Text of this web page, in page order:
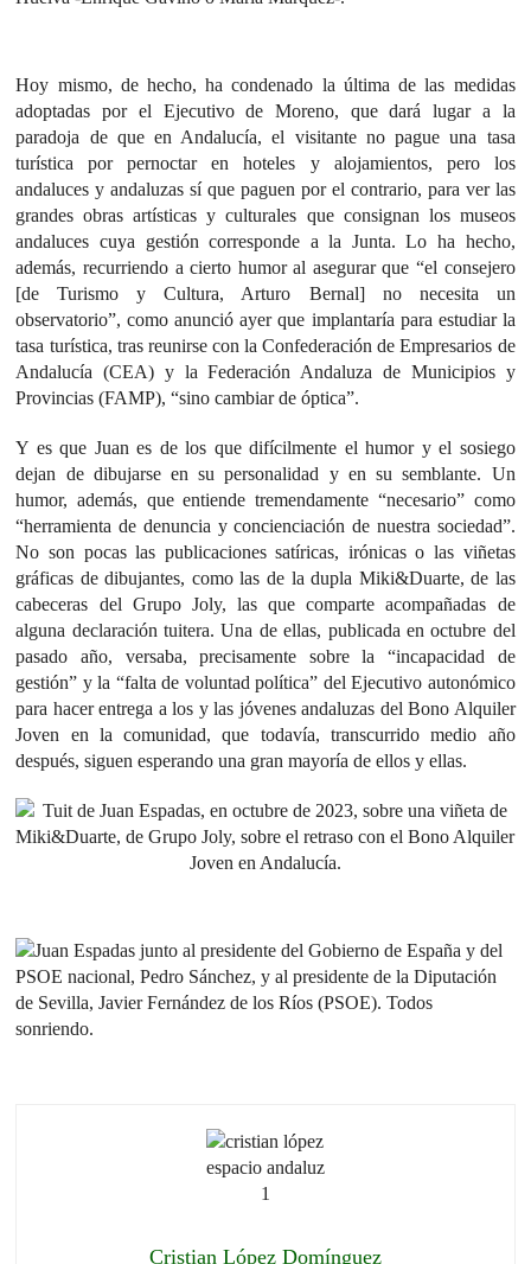
Hoy mismo, de hecho, ha condenado la última de las medidas
adoptadas por el Ejecutivo de Moreno, que dará lugar a la
paradoja de que en Andalucía, el visitante no pague una tasa
turística por pernoctar en hoteles y alojamientos, pero los
andaluces y andaluzas sí que paguen por el contrario, para ver las
grandes obras artísticas y culturales que consignan los museos
andaluces cuya gestión corresponde a la Junta. Lo ha hecho,
además, recurriendo a cierto humor al asegurar que “el consejero
[de Turismo y Cultura, Arturo Bernal] no necesita un
observatorio”, como anunció ayer que implantaría para estudiar la
tasa turística, tras reunirse con la Confederación de Empresarios de
Andalucía (CEA) y la Federación Andaluza de Municipios y
Provincias (FAMP), “sino cambiar de óptica”.
Y es que Juan es de los que difícilmente el humor y el sosiego
dejan de dibujarse en su personalidad y en su semblante. Un
humor, además, que entiende tremendamente “necesario” como
“herramienta de denuncia y concienciación de nuestra sociedad”.
No son pocas las publicaciones satíricas, irónicas o las viñetas
gráficas de dibujantes, como las de la dupla Miki&Duarte, de las
cabeceras del Grupo Joly, las que comparte acompañadas de
alguna declaración tuitera. Una de ellas, publicada en octubre del
pasado año, versaba, precisamente sobre la “incapacidad de
gestión” y la “falta de voluntad política” del Ejecutivo autonómico
para hacer entrega a los y las jóvenes andaluzas del Bono Alquiler
Joven en la comunidad, que todavía, transcurrido medio año
después, siguen esperando una gran mayoría de ellos y ellas.
Cristian López Domínguez